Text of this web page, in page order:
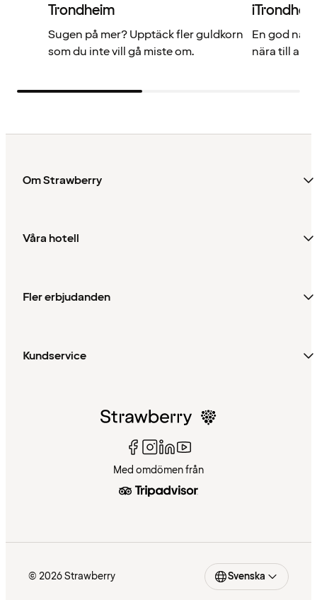
Trondheim
Sugen på mer? Upptäck fler guldkorn
som du inte vill gå miste om.
En god
nära till allt
Om Strawberry
Våra hotell
Fler erbjudanden
Kundservice
Med omdömen från
© 2026 Strawberry Svenska